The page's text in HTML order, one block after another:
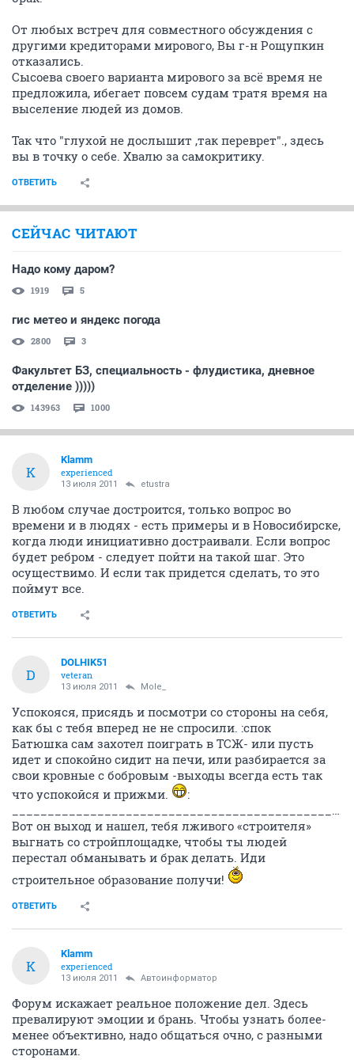
От любых встреч для совместного обсуждения с
другими кредиторами мирового, Вы г-н Рощупкин
отказались.
Сысоева своего варианта мирового за всё время не
предложила, ибегает повсем судам тратя время на
выселение людей из домов.
Так что "глухой не дослышит ,так переврет"., здесь
вы в точку о себе. Хвалю за самокритику.
ОТВЕТИТЬ
СЕЙЧАС ЧИТАЮТ
Надо кому даром?
1919 5
гис метео и яндекс погода
2800 3
Факультет БЗ, специальность - флудистика, дневное
отделение )))))
143963 1000
K
Klamm
experienced
13 июля 2011 etustra
В любом случае достроится, только вопрос во
времени и в людях - есть примеры и в Новосибирске,
когда люди инициативно достраивали. Если вопрос
будет ребром - следует пойти на такой шаг. Это
осуществимо. И если так придется сделать, то это
поймут все.
ОТВЕТИТЬ
D
DOLHIK51
veteran
13 июля 2011 Mole_
Успокояся, присядь и посмотри со стороны на себя,
как бы с тебя вперед не не спросили. :спок
Батюшка сам захотел поиграть в ТСЖ- или пусть
идет и спокойно сидит на печи, или разбирается за
свои кровные с бобровым -выходы всегда есть так
что успокойся и прижми.
:
Вот он выход и нашел, тебя лживого «строителя»
выгнать со стройплощадке, чтобы ты людей
перестал обманывать и брак делать. Иди
строительное образование получи!
ОТВЕТИТЬ
K
Klamm
experienced
13 июля 2011 Автоинформатор
Форум искажает реальное положение дел. Здесь
превалируют эмоции и брань. Чтобы узнать более-
менее объективно, надо общаться очно, с разными
сторонами.